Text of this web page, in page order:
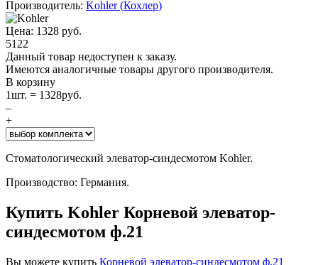
Производитель: Kohler(Кохлер)
Цена: 1328 руб.
5122
Данный товар недоступен к заказу.
Имеются аналогичные товары другого производителя.
В корзину
1шт. = 1328руб.
–
+
Стоматологический элеватор-синдесмотом Kohler.
Производство: Германия.
Купить Kohler Корневой элеватор-
синдесмотом ф.21
Вы можете купить Корневой элеватор-синдесмотом ф.21